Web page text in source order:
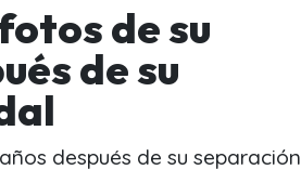
de su
de su
después de su separación